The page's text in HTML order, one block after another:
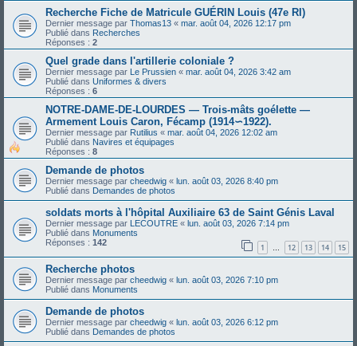
Recherche Fiche de Matricule GUÉRIN Louis (47e RI)
Dernier message par Thomas13 « mar. août 04, 2026 12:17 pm
Publié dans Recherches
Réponses : 2
Quel grade dans l'artillerie coloniale ?
Dernier message par Le Prussien « mar. août 04, 2026 3:42 am
Publié dans Uniformes & divers
Réponses : 6
NOTRE-DAME-DE-LOURDES — Trois-mâts goélette —
Armement Louis Caron, Fécamp (1914∽1922).
Dernier message par Rutilius « mar. août 04, 2026 12:02 am
Publié dans Navires et équipages
Réponses : 8
Demande de photos
Dernier message par cheedwig « lun. août 03, 2026 8:40 pm
Publié dans Demandes de photos
soldats morts à l'hôpital Auxiliaire 63 de Saint Génis Laval
Dernier message par LECOUTRE « lun. août 03, 2026 7:14 pm
Publié dans Monuments
Réponses : 142 1 … 12 13 14 15
Recherche photos
Dernier message par cheedwig « lun. août 03, 2026 7:10 pm
Publié dans Monuments
Demande de photos
Dernier message par cheedwig « lun. août 03, 2026 6:12 pm
Publié dans Demandes de photos